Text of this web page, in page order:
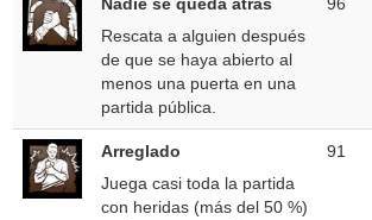
Nadie se queda atrás
Rescata a alguien después
de que se haya abierto al
menos una puerta en una
partida pública.
96
Arreglado
Juega casi toda la partida
con heridas (más del 50 %)
91